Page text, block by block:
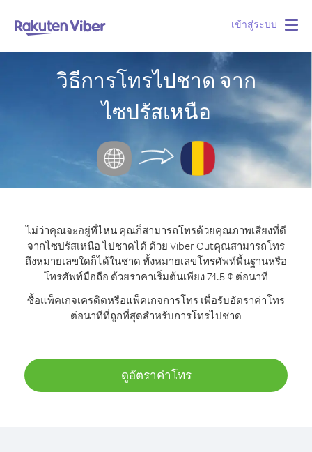
เข้าสู่ระบบ
วิธีการโทรไปชาด จาก
ไซปรัสเหนือ
ไม่ว่าคุณจะอยู่ที่ไหน คุณก็สามารถโทรด้วยคุณภาพเสียงที่ดี
จากไซปรัสเหนือ ไปชาดได้ ด้วย Viber Outคุณสามารถโทร
ถึงหมายเลขใดก็ได้ในชาด ทั้งหมายเลขโทรศัพท์พื้นฐานหรือ
โทรศัพท์มือถือ ด้วยราคาเริ่มต้นเพียง 74.5 ¢ ต่อนาที
ซื้อแพ็คเกจเครดิตหรือแพ็คเกจการโทร เพื่อรับอัตราค่าโทร
ต่อนาทีที่ถูกที่สุดสำหรับการโทรไปชาด
ดูอัตราค่าโทร